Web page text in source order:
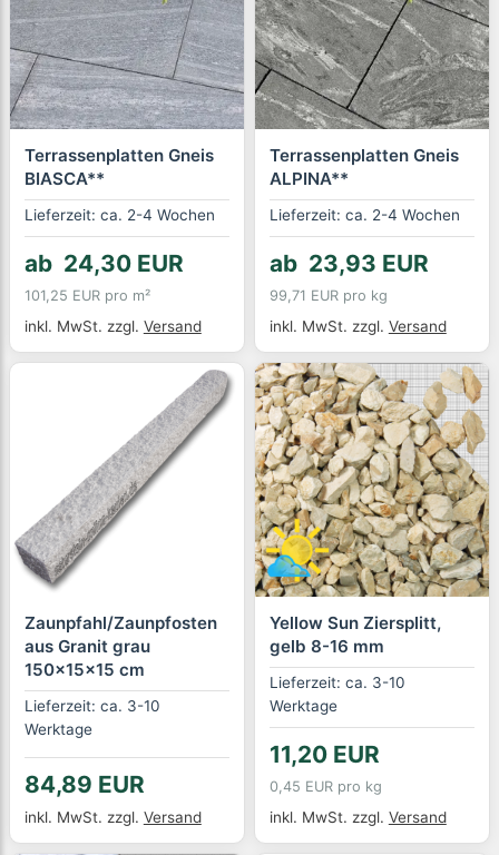
Terrassenplatten Gneis
BIASCA**
Lieferzeit: ca. 2-4 Wochen
ab 24,30 EUR
101,25 EUR pro m²
inkl. MwSt. zzgl. Versand
Terrassenplatten Gneis
ALPINA**
Lieferzeit: ca. 2-4 Wochen
ab 23,93 EUR
99,71 EUR pro kg
inkl. MwSt. zzgl. Versand
Zaunpfahl/Zaunpfosten
aus Granit grau
150x15x15 cm
Lieferzeit: ca. 3-10
Werktage
84,89 EUR
inkl. MwSt. zzgl. Versand
Yellow Sun Ziersplitt,
gelb 8-16 mm
Lieferzeit: ca. 3-10
Werktage
11,20 EUR
0,45 EUR pro kg
inkl. MwSt. zzgl. Versand